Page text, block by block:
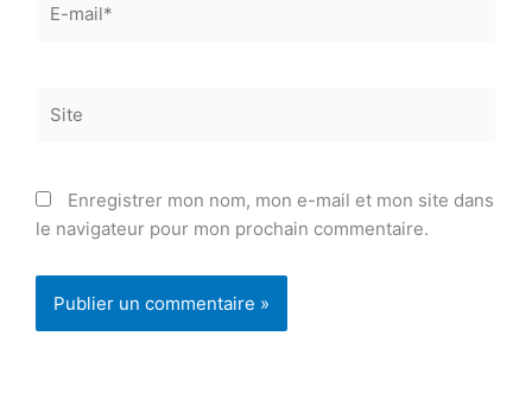
mail*
Enregistrer mon nom, mon e-mail et mon site dans
le navigateur pour mon prochain commentaire.